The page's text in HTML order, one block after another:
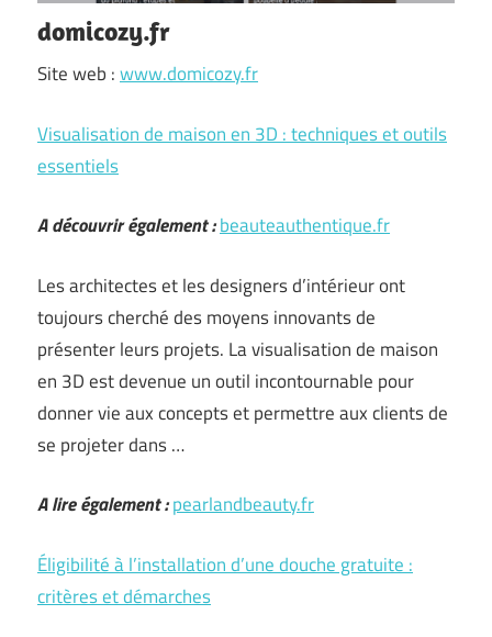
domicozy.fr
Site web :www.domicozy.fr
Visualisation de maison en 3D : techniques et outils
essentiels
A découvrir également :beauteauthentique.fr
Les architectes et les designers d’intérieur ont
toujours cherché des moyens innovants de
présenter leurs projets. La visualisation de maison
en 3D est devenue un outil incontournable pour
donner vie aux concepts et permettre aux clients de
se projeter dans …
A lire également :pearlandbeauty.fr
Éligibilité à l’installation d’une douche gratuite :
critères et démarches